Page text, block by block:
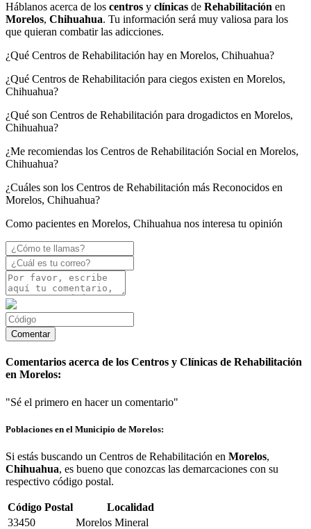
Háblanos acerca de los centros y clínicas de Rehabilitación en
Morelos, Chihuahua. Tu información será muy valiosa para los
que quieran combatir las adicciones.
¿Qué Centros de Rehabilitación hay en Morelos, Chihuahua?
¿Qué Centros de Rehabilitación para ciegos existen en Morelos,
Chihuahua?
¿Qué son Centros de Rehabilitación para drogadictos en Morelos,
Chihuahua?
¿Me recomiendas los Centros de Rehabilitación Social en Morelos,
Chihuahua?
¿Cuáles son los Centros de Rehabilitación más Reconocidos en
Morelos, Chihuahua?
Como pacientes en Morelos, Chihuahua nos interesa tu opinión
Comentarios acerca de los Centros y Clínicas de Rehabilitación
en Morelos:
"Sé el primero en hacer un comentario"
Poblaciones en el Municipio de Morelos:
Si estás buscando un Centros de Rehabilitación en Morelos,
Chihuahua, es bueno que conozcas las demarcaciones con su
respectivo código postal.
Código Postal
Localidad
33450
Morelos Mineral